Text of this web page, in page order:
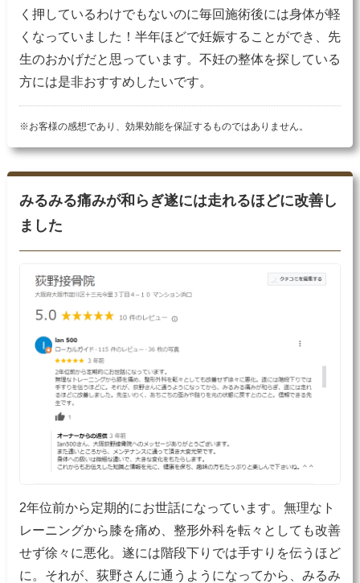
く押しているわけでもないのに毎回施術後には身体が軽
くなっていました！半年ほどで妊娠することができ、先
生のおかげだと思っています。不妊の整体を探している
方には是非おすすめしたいです。
※お客様の感想であり、効果効能を保証するものではありません。
みるみる痛みが和らぎ遂には走れるほどに改善し
ました
2年位前から定期的にお世話になっています。無理なト
レーニングから膝を痛め、整形外科を転々としても改善
せず徐々に悪化。遂には階段下りでは手すりを伝うほど
に。それが、荻野さんに通うようになってから、みるみ